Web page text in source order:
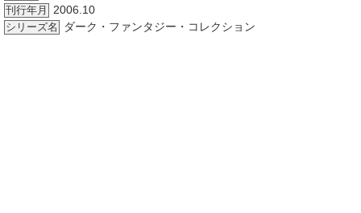
刊行年月 2006.10
シリーズ名 ダーク・ファンタジー・コレクション